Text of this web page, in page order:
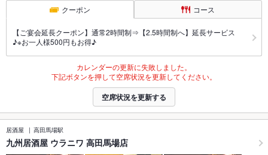
クーポン コース
【ご宴会延長クーポン】通常2時間制⇒【2.5時間制へ】延長サービス
♪※お一人様500円もお得♪
カレンダーの更新に失敗しました。
下記ボタンを押して空席状況を更新してください。
空席状況を更新する
居酒屋 高田馬場駅
九州居酒屋 ウラニワ 高田馬場店